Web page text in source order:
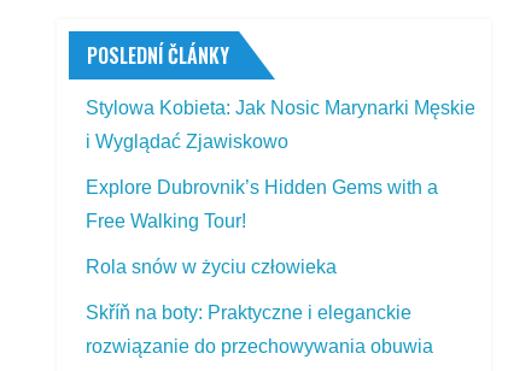
POSLEDNÍ ČLÁNKY
Stylowa Kobieta: Jak Nosic Marynarki Męskie
i Wyglądać Zjawiskowo
Explore Dubrovnik’s Hidden Gems with a
Free Walking Tour!
Rola snów w życiu człowieka
Skříň na boty: Praktyczne i eleganckie
rozwiązanie do przechowywania obuwia